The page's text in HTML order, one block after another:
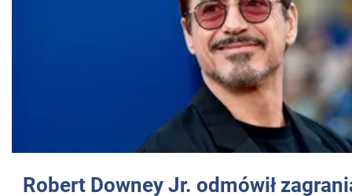
Robert Downey Jr. odmówił